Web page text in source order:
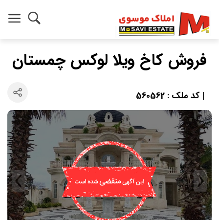
فروش کاخ ویلا لوکس چمستان
| کد ملک : 560562